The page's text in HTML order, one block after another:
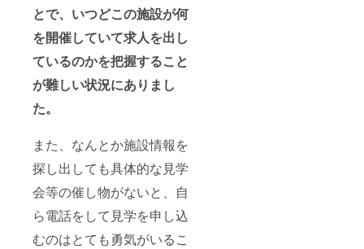
とで、いつどこの施設が何
を開催していて求人を出し
ているのかを把握すること
が難しい状況にありまし
た。
また、なんとか施設情報を
探し出しても具体的な見学
会等の催し物がないと、自
ら電話をして見学を申し込
むのはとても勇気がいるこ